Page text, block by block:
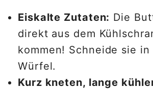
Eiskalte Zutaten: Die
direkt aus dem
kommen! Schneide sie in
Würfel.
Kurz kneten, lange